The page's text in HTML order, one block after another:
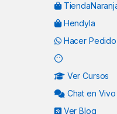
Hendyla
Hacer Pedido
Ver Cursos
Chat en Vivo
Ver Blog